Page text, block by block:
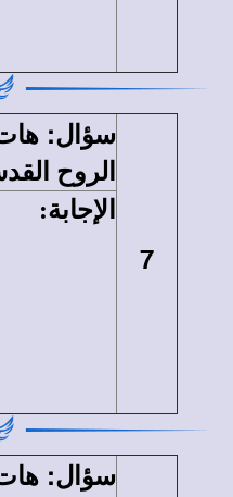
7
سؤال:
الروح
الإجابة:
سؤال: